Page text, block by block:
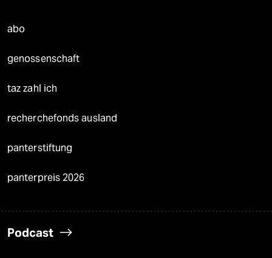
abo
genossenschaft
taz zahl ich
recherchefonds ausland
panterstiftung
panterpreis 2026
Podcast